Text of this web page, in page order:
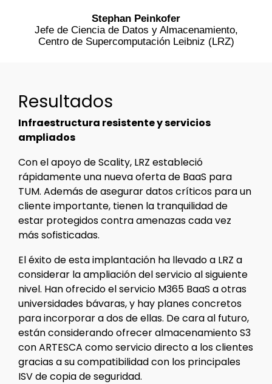
Stephan Peinkofer
Jefe de Ciencia de Datos y Almacenamiento,
Centro de Supercomputación Leibniz (LRZ)
Resultados
Infraestructura resistente y servicios
ampliados
Con el apoyo de Scality, LRZ estableció
rápidamente una nueva oferta de BaaS para
TUM. Además de asegurar datos críticos para un
cliente importante, tienen la tranquilidad de
estar protegidos contra amenazas cada vez
más sofisticadas.
El éxito de esta implantación ha llevado a LRZ a
considerar la ampliación del servicio al siguiente
nivel. Han ofrecido el servicio M365 BaaS a otras
universidades bávaras, y hay planes concretos
para incorporar a dos de ellas. De cara al futuro,
están considerando ofrecer almacenamiento S3
con ARTESCA como servicio directo a los clientes
gracias a su compatibilidad con los principales
ISV de copia de seguridad.